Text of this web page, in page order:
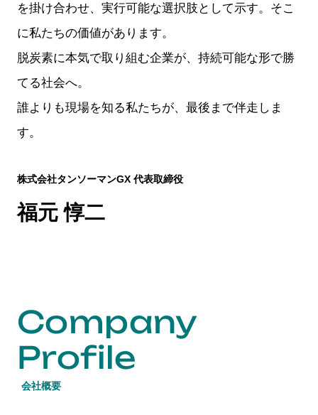
を掛け合わせ、実行可能な選択肢として示す。そこ
に私たちの価値があります。
脱炭素に本気で取り組む企業が、持続可能な形で勝
てる社会へ。
誰よりも現場を知る私たちが、最後まで伴走しま
す。
株式会社タンソーマンGX 代表取締役
福元 惇二
Company
Profile
会社概要